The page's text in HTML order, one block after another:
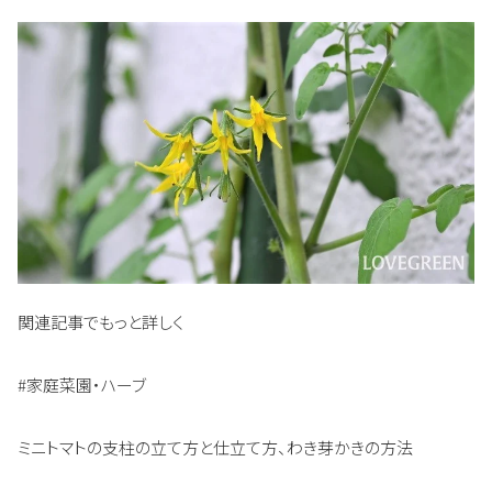
関連記事でもっと詳しく
#家庭菜園・ハーブ
ミニトマトの支柱の立て方と仕立て方、わき芽かきの方法